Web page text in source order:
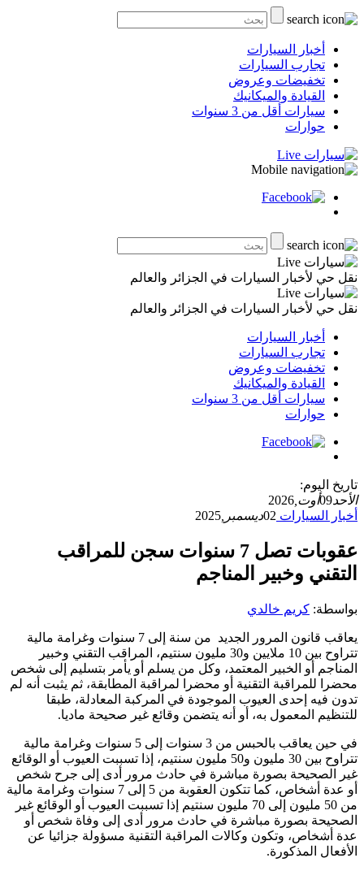
أخبار السيارات
تجارب السيارات
تخفيضات وعروض
القيادة والميكانيك
سيارات أقل من 3 سنوات
حوارات
نقل حي لأخبار السيارات في الجزائر والعالم
نقل حي لأخبار السيارات في الجزائر والعالم
أخبار السيارات
تجارب السيارات
تخفيضات وعروض
القيادة والميكانيك
سيارات أقل من 3 سنوات
حوارات
تاريخ اليوم:
الأحد09أوت, 2026
أخبار السيارات 02ديسمبر, 2025
عقوبات تصل 7 سنوات سجن للمراقب
التقني وخبير المناجم
بواسطة: كريم خالدي
يعاقب قانون المرور الجديد من سنة إلى 7 سنوات وغرامة مالية
تتراوح بين 10 ملايين و30 مليون سنتيم، المراقب التقني وخبير
المناجم أو الخبير المعتمد، وكل من يسلم أو يأمر بتسليم إلى شخص
محضرا للمراقبة التقنية أو محضرا لمراقبة المطابقة، ثم يثبت أنه لم
تدون فيه إحدى العيوب الموجودة في المركبة المعادلة، طبقا
للتنظيم المعمول به، أو أنه يتضمن وقائع غير صحيحة ماديا.
في حين يعاقب بالحبس من 3 سنوات إلى 5 سنوات وغرامة مالية
تتراوح بين 30 مليون و50 مليون سنتيم، إذا تسببت العيوب أو الوقائع
غير الصحيحة بصورة مباشرة في حادث مرور أدى إلى جرح شخص
أو عدة أشخاص، كما تتكون العقوبة من 5 إلى 7 سنوات وغرامة مالية
من 50 مليون إلى 70 مليون سنتيم إذا تسببت العيوب أو الوقائع غير
الصحيحة بصورة مباشرة في حادث مرور أدى إلى وفاة شخص أو
عدة أشخاص، وتكون وكالات المراقبة التقنية مسؤولة جزائيا عن
الأفعال المذكورة.